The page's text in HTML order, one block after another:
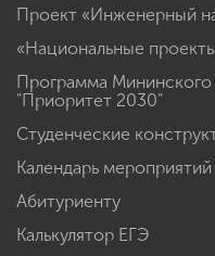
Быстрые ссылки
Проект «Инженерный
«Национальные
Программа Мининского
"Приоритет 2030"
Студенческие
Календарь мероприятий